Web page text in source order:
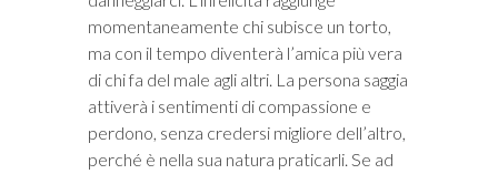
momentaneamente chi subisce un torto,
ma con il tempo diventerà l’amica più vera
di chi fa del male agli altri. La persona saggia
attiverà i sentimenti di compassione e
perdono, senza credersi migliore dell’altro,
perché è nella sua natura praticarli. Se ad